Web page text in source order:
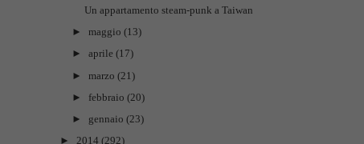
Un appartamento steam-punk a Taiwan
► maggio (13)
► aprile (17)
► marzo (21)
► febbraio (20)
► gennaio (23)
► 2014 (292)